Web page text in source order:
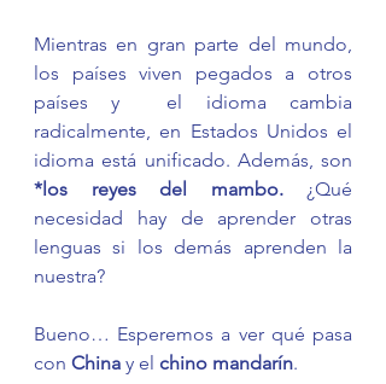
Mientras en gran parte del mundo,
los países viven pegados a otros
países y  el idioma cambia
radicalmente, en Estados Unidos el
*los reyes del mambo. ¿Qué
necesidad hay de aprender otras
lenguas si los demás aprenden la
nuestra?
Bueno… Esperemos a ver qué pasa
con China y el chino mandarín.